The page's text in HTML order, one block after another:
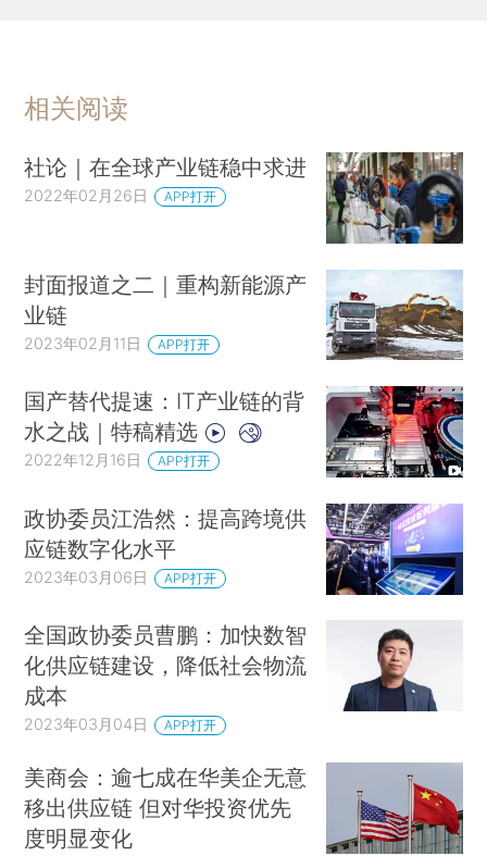
相关阅读
社论｜在全球产业链稳中求进
2022年02月26日 APP打开
封面报道之二｜重构新能源产
业链
2023年02月11日 APP打开
国产替代提速：IT产业链的背
水之战｜特稿精选
2022年12月16日 APP打开
政协委员江浩然：提高跨境供
应链数字化水平
2023年03月06日 APP打开
全国政协委员曹鹏：加快数智
化供应链建设，降低社会物流
成本
2023年03月04日 APP打开
美商会：逾七成在华美企无意
移出供应链 但对华投资优先
度明显变化